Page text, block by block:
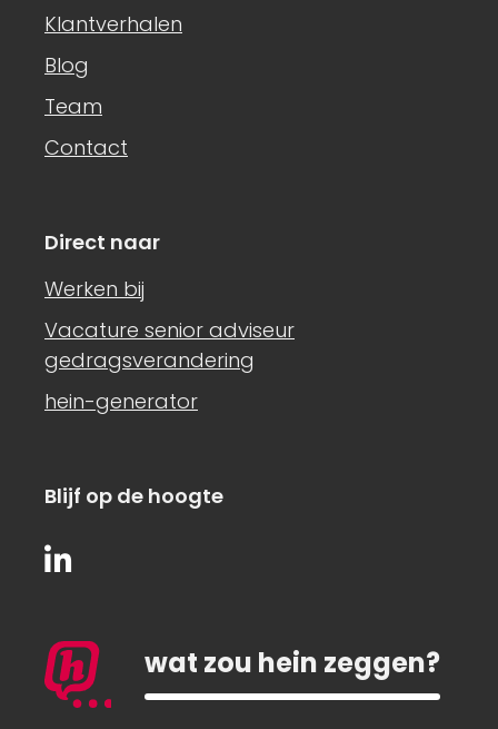
Klantverhalen
Blog
Team
Contact
Direct naar
Werken bij
Vacature senior adviseur
gedragsverandering
hein-generator
Blijf op de hoogte
wat zou hein zeggen?